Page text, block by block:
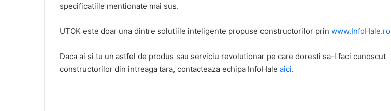
specificatiile mentionate mai sus.
UTOK este doar una dintre solutiile inteligente propuse constructorilor prin www.InfoHale.ro
Daca ai si tu un astfel de produs sau serviciu revolutionar pe care doresti sa-l faci cunoscut
constructorilor din intreaga tara, contacteaza echipa InfoHale aici.